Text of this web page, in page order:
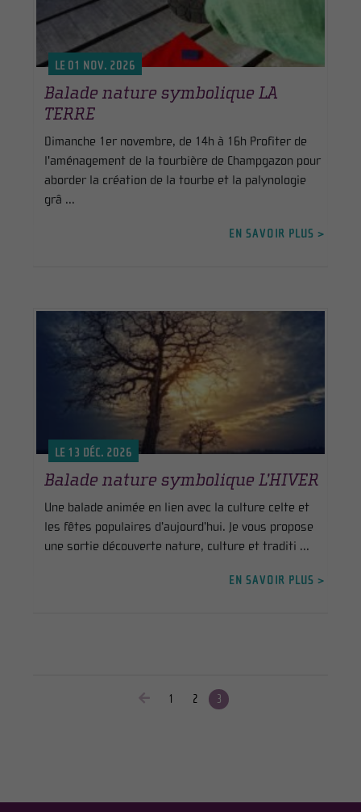
LE 01 NOV. 2026
Balade nature symbolique LA
TERRE
Dimanche 1er novembre, de 14h à 16h Profiter de
l'aménagement de la tourbière de Champgazon pour
aborder la création de la tourbe et la palynologie
grâ ...
EN SAVOIR PLUS >
LE 13 DÉC. 2026
Balade nature symbolique L’HIVER
Une balade animée en lien avec la culture celte et
les fêtes populaires d’aujourd’hui. Je vous propose
une sortie découverte nature, culture et traditi ...
EN SAVOIR PLUS >
1 2 3